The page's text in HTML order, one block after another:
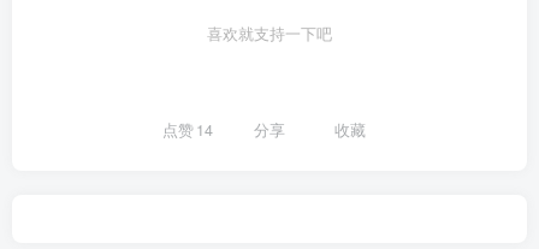
喜欢就支持一下吧
点赞14 分享 收藏